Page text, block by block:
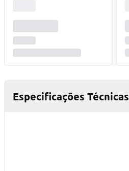
Especificações Técnicas